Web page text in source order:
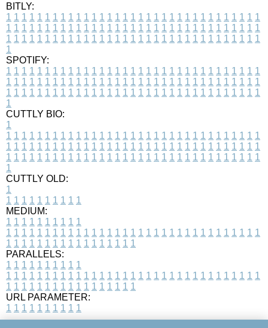
BITLY:
1 1 1 1 1 1 1 1 1 1 1 1 1 1 1 1 1 1 1 1 1 1 1 1 1 1 1 1 1 1 1 1 1
1 1 1 1 1 1 1 1 1 1 1 1 1 1 1 1 1 1 1 1 1 1 1 1 1 1 1 1 1 1 1 1 1
1 1 1 1 1 1 1 1 1 1 1 1 1 1 1 1 1 1 1 1 1 1 1 1 1 1 1 1 1 1 1 1 1
1
SPOTIFY:
1 1 1 1 1 1 1 1 1 1 1 1 1 1 1 1 1 1 1 1 1 1 1 1 1 1 1 1 1 1 1 1 1
1 1 1 1 1 1 1 1 1 1 1 1 1 1 1 1 1 1 1 1 1 1 1 1 1 1 1 1 1 1 1 1 1
1 1 1 1 1 1 1 1 1 1 1 1 1 1 1 1 1 1 1 1 1 1 1 1 1 1 1 1 1 1 1 1 1
1
CUTTLY BIO:
1
1 1 1 1 1 1 1 1 1 1 1 1 1 1 1 1 1 1 1 1 1 1 1 1 1 1 1 1 1 1 1 1 1
1 1 1 1 1 1 1 1 1 1 1 1 1 1 1 1 1 1 1 1 1 1 1 1 1 1 1 1 1 1 1 1 1
1 1 1 1 1 1 1 1 1 1 1 1 1 1 1 1 1 1 1 1 1 1 1 1 1 1 1 1 1 1 1 1 1
1
CUTTLY OLD:
1
1 1 1 1 1 1 1 1 1 1
MEDIUM:
1 1 1 1 1 1 1 1 1 1
1 1 1 1 1 1 1 1 1 1 1 1 1 1 1 1 1 1 1 1 1 1 1 1 1 1 1 1 1 1 1 1 1
1 1 1 1 1 1 1 1 1 1 1 1 1 1 1 1 1
PARALLELS:
1 1 1 1 1 1 1 1 1 1
1 1 1 1 1 1 1 1 1 1 1 1 1 1 1 1 1 1 1 1 1 1 1 1 1 1 1 1 1 1 1 1 1
1 1 1 1 1 1 1 1 1 1 1 1 1 1 1 1 1
URL PARAMETER:
1 1 1 1 1 1 1 1 1 1